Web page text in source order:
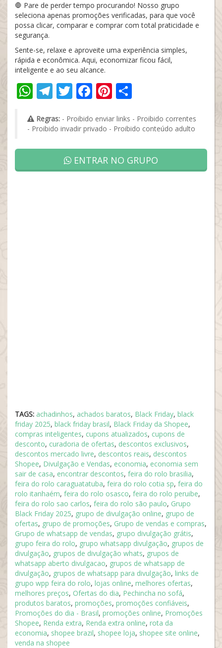
🛑 Pare de perder tempo procurando! Nosso grupo
seleciona apenas promoções verificadas, para que você
possa clicar, comparar e comprar com total praticidade e
segurança.
Sente-se, relaxe e aproveite uma experiência simples,
rápida e econômica. Aqui, economizar ficou fácil,
inteligente e ao seu alcance.
WhatsApp
Telegram
Twitter
Facebook
Pinterest
Regras: - Proibido enviar links - Proibido correntes
- Proibido invadir privado - Proibido conteúdo adulto
ENTRAR NO GRUPO
TAGS: achadinhos, achados baratos, Black Friday, black
friday 2025, black friday brasil, Black Friday da Shopee,
compras inteligentes, cupons atualizados, cupons de
desconto, curadoria de ofertas, descontos exclusivos,
descontos mercado livre, descontos reais, descontos
Shopee, Divulgação e Vendas, economia, economia sem
sair de casa, encontrar descontos, feira do rolo brasilia,
feira do rolo caraguatatuba, feira do rolo cotia sp, feira do
rolo itanhaém, feira do rolo osasco, feira do rolo peruibe,
feira do rolo sao carlos, feira do rolo são paulo, Grupo
Black Friday 2025, grupo de divulgação online, grupo de
ofertas, grupo de promoções, Grupo de vendas e compras,
Grupo de whatsapp de vendas, grupo divulgação grátis,
grupo feira do rolo, grupo whatsapp divulgação, grupos de
divulgação, grupos de divulgação whats, grupos de
whatsapp aberto divulgacao, grupos de whatsapp de
divulgação, grupos de whatsapp para divulgação, links de
grupo wpp feira do rolo, lojas online, melhores ofertas,
melhores preços, Ofertas do dia, Pechincha no sofá,
produtos baratos, promoções, promoções confiáveis,
Promoções do dia - Brasil, promoções online, Promoções
Shopee, Renda extra, Renda extra online, rota da
economia, shopee brazil, shopee loja, shopee site online,
venda na shopee